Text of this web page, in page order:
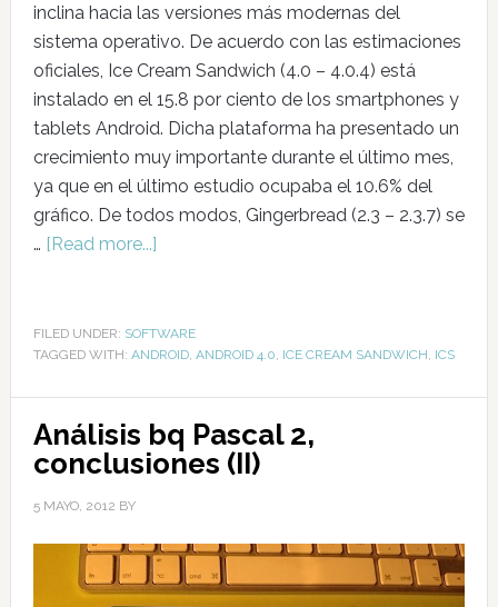
inclina hacia las versiones más modernas del
sistema operativo. De acuerdo con las estimaciones
oficiales, Ice Cream Sandwich (4.0 – 4.0.4) está
instalado en el 15.8 por ciento de los smartphones y
tablets Android. Dicha plataforma ha presentado un
crecimiento muy importante durante el último mes,
ya que en el último estudio ocupaba el 10.6% del
gráfico. De todos modos, Gingerbread (2.3 – 2.3.7) se
… [Read more...]
FILED UNDER: SOFTWARE
TAGGED WITH: ANDROID, ANDROID 4.0 ICE CREAM SANDWICH ICS
Análisis bq Pascal 2,
conclusiones (II)
5 MAYO, 2012 BY